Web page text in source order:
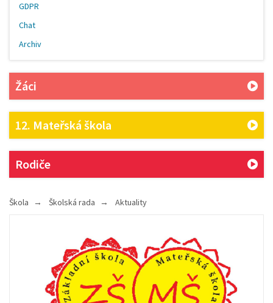
GDPR
Chat
Archiv
Žáci
12. Mateřská škola
Rodiče
Škola Školská rada Aktuality